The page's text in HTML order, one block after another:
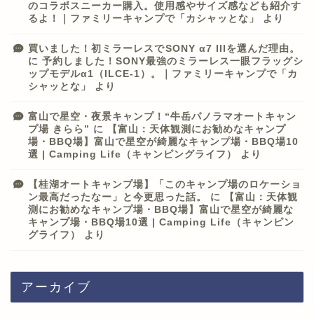
のコラボスニーカー購入。使用感やサイズ感なども紹介す
るよ！｜ファミリーキャンプで「カシャッとな」
より
買いました！初ミラーレスでSONY α7 IIIを選んだ理由。
に 予約しました！SONY最強のミラーレス一眼フラッグシ
ップモデルα1（ILCE-1）。｜ファミリーキャンプで「カ
シャッとな」
より
富山で星空・夜景キャンプ！“牛岳パノラマオートキャン
プ場 きらら” に
【富山：天体観測にお勧めなキャンプ
場・BBQ場】富山で星空が綺麗なキャンプ場・BBQ場10
選 | Camping Life（キャンピングライフ）
より
【桂湖オートキャンプ場】「このキャンプ場のロケーショ
ン最高だったなー」と今更思った話。
に
【富山：天体観
測にお勧めなキャンプ場・BBQ場】富山で星空が綺麗な
キャンプ場・BBQ場10選 | Camping Life（キャンピン
グライフ）
より
アーカイブ